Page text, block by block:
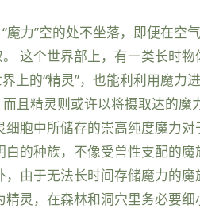
力”空的处不坐落，即便在空
这个世界部上，有一类长时
上的“精灵”，也能利利用魔力
且精灵则或许以将摄取达的魔
胞中所储存的崇高纯度魔力
的种族，不像受兽性支配的
由于无法长时间存储魔力的
灵，在森林和洞穴里务必要细